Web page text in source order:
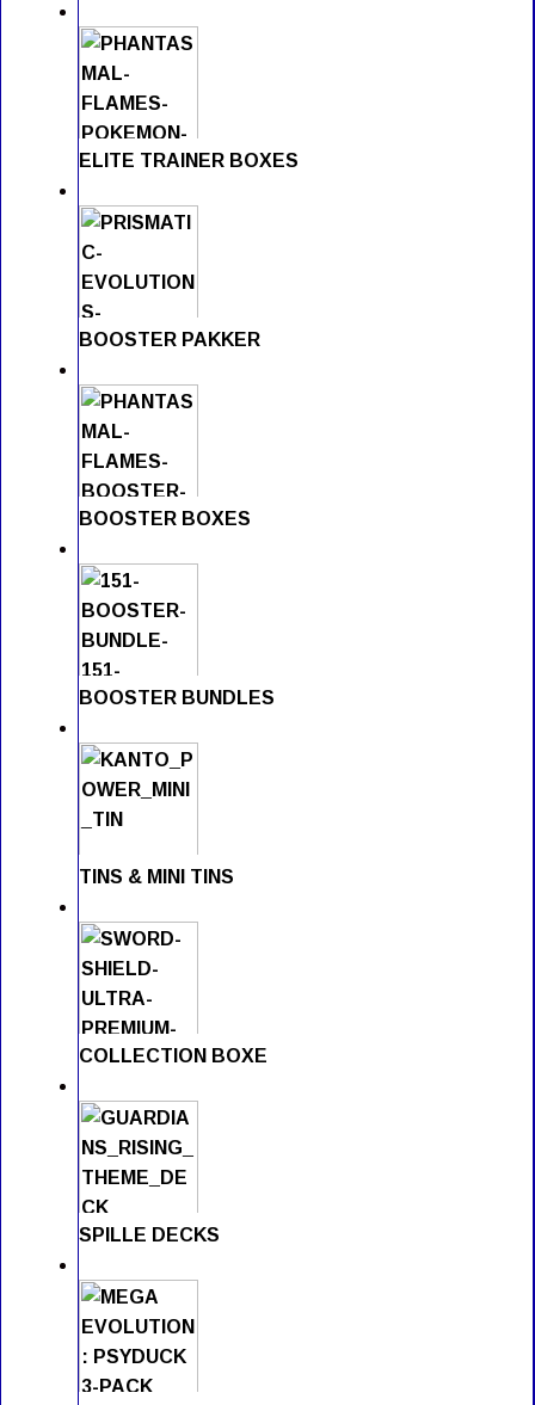
ELITE TRAINER BOXES
BOOSTER PAKKER
BOOSTER BOXES
BOOSTER BUNDLES
TINS & MINI TINS
COLLECTION BOXE
SPILLE DECKS